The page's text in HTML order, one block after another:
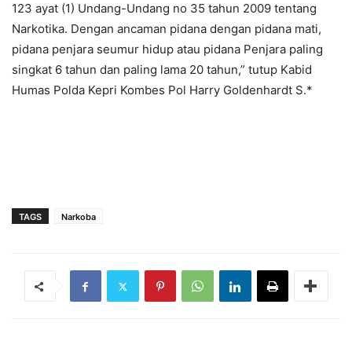
123 ayat (1) Undang-Undang no 35 tahun 2009 tentang
Narkotika. Dengan ancaman pidana dengan pidana mati,
pidana penjara seumur hidup atau pidana Penjara paling
singkat 6 tahun dan paling lama 20 tahun,” tutup Kabid
Humas Polda Kepri Kombes Pol Harry Goldenhardt S.*
TAGS Narkoba